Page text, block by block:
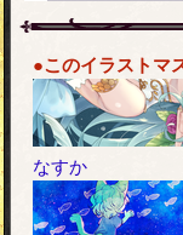
●このイラストマ
なすか